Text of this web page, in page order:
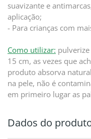
suavizante e
aplicação;
- Para crianças com
Como utilizar:
15 cm, as vezes que
produto absorva
na pele, não é
em primeiro lugar as
Dados do